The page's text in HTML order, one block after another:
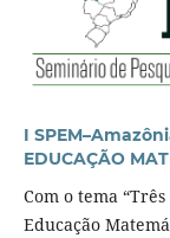
I
EDUCAÇÃO
Com o tema
Educação